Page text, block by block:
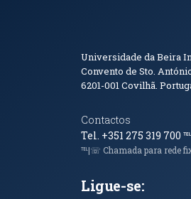
Universidade da Beira
Convento de Sto.
6201-001Covilhã.
Contactos
Tel. +351 275 319 700 ℡
℡|☏ Chamada para rede
Ligue-se: